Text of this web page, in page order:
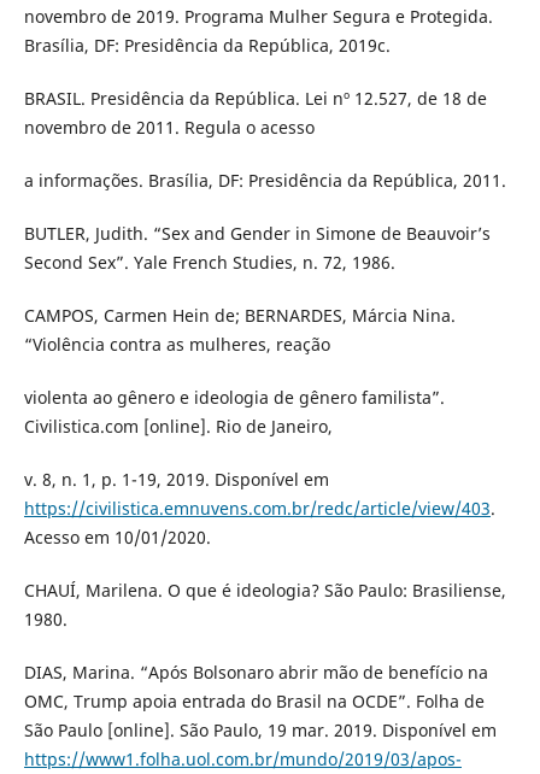
novembro de 2019. Programa Mulher Segura e Protegida.
Brasília, DF: Presidência da República, 2019c.
BRASIL. Presidência da República. Lei nº 12.527, de 18 de
novembro de 2011. Regula o acesso
a informações. Brasília, DF: Presidência da República, 2011.
BUTLER, Judith. “Sex and Gender in Simone de Beauvoir’s
Second Sex”. Yale French Studies, n. 72, 1986.
CAMPOS, Carmen Hein de; BERNARDES, Márcia Nina.
“Violência contra as mulheres, reação
violenta ao gênero e ideologia de gênero familista”.
Civilistica.com [online]. Rio de Janeiro,
v. 8, n. 1, p. 1-19, 2019. Disponível em
https://civilistica.emnuvens.com.br/redc/article/view/403.
Acesso em 10/01/2020.
CHAUÍ, Marilena. O que é ideologia? São Paulo: Brasiliense,
1980.
DIAS, Marina. “Após Bolsonaro abrir mão de benefício na
OMC, Trump apoia entrada do Brasil na OCDE”. Folha de
São Paulo [online]. São Paulo, 19 mar. 2019. Disponível em
https://www1.folha.uol.com.br/mundo/2019/03/apos-